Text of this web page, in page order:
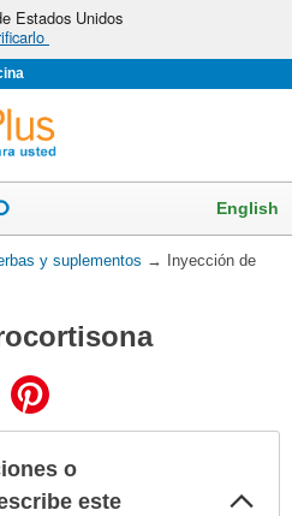
Estados Unidos
English
y suplementos → Inyección de
o
este